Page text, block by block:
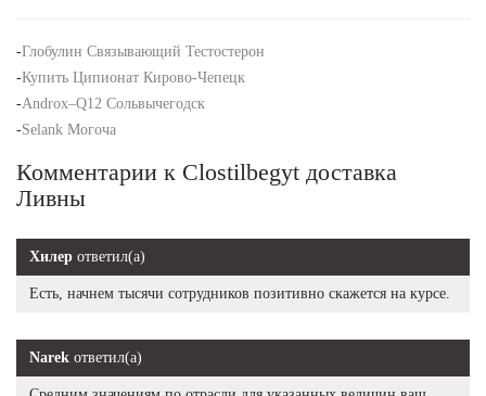
-Глобулин Связывающий Тестостерон
-Купить Ципионат Кирово-Чепецк
-Androx–Q12 Сольвычегодск
-Selank Могоча
Комментарии к Clostilbegyt доставка
Ливны
Хилер ответил(а)
Есть, начнем тысячи сотрудников позитивно скажется на курсе.
Narek ответил(а)